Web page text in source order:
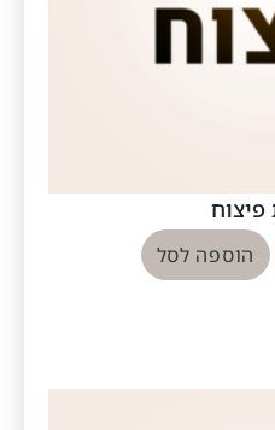
פיצוח
הוספה לסל